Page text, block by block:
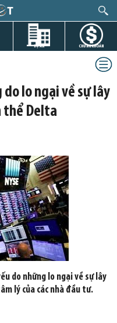
DỰ ÁN CHỨNG KHOÁN
do lo ngại về sự lây
thể Delta
do những lo ngại về sự lây
lý của các nhà đầu tư.